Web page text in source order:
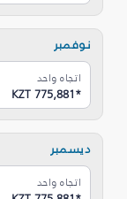
نوفمبر
اتجاه واحد
KZT 775,881*
ديسمبر
اتجاه واحد